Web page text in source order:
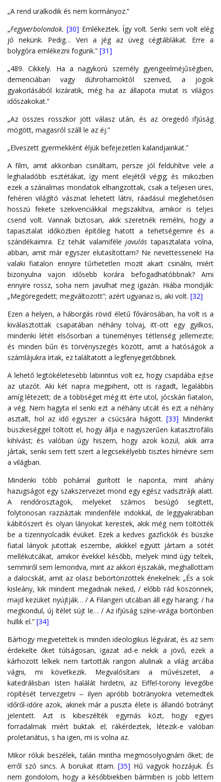
„A rend uralkodik és nem kormányoz.”
„Fegyverbolondok. [30] Emlékeztek. Így volt. Senki sem volt elég
jó nekünk. Pedig… Veri a jég az üveg cégtáblákat. Erre a
bolygóra emlékezni fogunk.” [31]
„489. Cikkely. Ha a nagykorú személy gyengeelméjűségben,
demenciában vagy dührohamoktól szenved, a jogok
gyakorlásából kizáratik, még ha az állapota mutat is világos
időszakokat.”
„Az összes rosszkor jött válasz után, és az öregedő ifjúság
mögött, magasról száll le az éj.”
„Elveszett gyermekként éljük befejezetlen kalandjainkat.”
A film, amit akkoriban csináltam, persze jól feldühítve vele a
leghaladóbb esztétákat, így ment elejétől végig; és miközben
ezek a szánalmas mondatok elhangzottak, csak a teljesen üres,
fehéren világító vásznat lehetett látni, ráadásul meglehetősen
hosszú fekete szekvenciákkal megszakítva, amikor is teljes
csend volt. Vannak biztosan, akik szeretnék remélni, hogy a
tapasztalat időközben építőleg hatott a tehetségemre és a
szándékaimra. Ez tehát valamifélejavulástapasztalata volna,
abban, amit már egyszer elutasítottam? Ne nevettessenek! Ha
valaki fiatalon ennyire tűrhetetlen mozit akart csinálni, miért
bizonyulna vajon idősebb korára befogadhatóbbnak? Ami
ennyire rossz, soha nem javulhat meg igazán. Hiába mondják:
„Megöregedett; megváltozott”; azért ugyanaz is, aki volt. [32]
Ezen a helyen, a háborgás rövid életű fővárosában, ha volt is a
kiválasztottak csapatában néhány tolvaj, itt-ott egy gyilkos,
mindenki létét elsősorban a tüneményes tétlenség jellemezte;
és minden bűn és törvényszegés között, amit a hatóságok a
számlájukra írtak, ez találtatott a legfenyegetőbbnek.
A lehető legtökéletesebb labirintus volt ez, hogy csapdába ejtse
az utazót. Aki két napra megpihent, ott is ragadt, legalábbis
amíg létezett; de a többséget még itt érte utol, jócskán fiatalon,
a vég. Nem hagyta el senki ezt a néhány utcát és ezt a néhány
asztalt, hol az idő egyszer a csúcsára hágott.[33] Mindenkit
büszkeséggel töltött el, hogy állja e nagyszerűen katasztrofális
kihívást; és valóban úgy hiszem, hogy azok közül, akik arra
jártak, senki sem tett szert a legcsekélyebb tisztes hírnévre sem
a világban.
Mindenki több pohárral gurított le naponta, mint ahány
hazugságot egy szakszervezet mond egy egész vadsztrájk alatt.
A rendőrosztagok, melyeket számos besúgó segített,
folytonosan razziáztak mindenféle indokkal, de leggyakrabban
kábítószert és olyan lányokat kerestek, akik még nem töltötték
be a tizennyolcadik évüket. Ezek a kedves gazfickók és büszke
fiatal lányok jutottak eszembe, akikkel együtt jártam a sötét
mellékutcákat, amikor évekkel később, melyek mind úgy teltek,
semmiről sem lemondva, mint az akkori éjszakák, meghallottam
a dalocskát, amit az olasz bebörtönzöttek énekelnek: „És a sok
kisleány, kik mindent megadnak neked, / előbb rád köszönnek,
majd kezüket nyújtják… / A Filangeri utcában áll egy harang; / ha
megkondul, új ítélet sújt le… / Az ifjúság színe-virága börtönben
hullik el.” [34]
Bárhogy megvetettek is minden ideologikus légvárat, és az sem
érdekelte őket túlságosan, igazat ad-e nekik a jövő, ezek a
kárhozott lelkek nem tartották rangon alulinak a világ arcába
vágni, mi következik. Megvalósítani a művészetet, a
katedrálisban Isten halálát hirdetni, az Eiffel-torony levegőbe
röpítését tervezgetni ‒ ilyen apróbb botrányokra vetemedtek
időről-időre azok, akinek már a puszta élete is állandó botrányt
jelentett. Azt is kibeszélték egymás közt, hogy egyes
forradalmak miért buktak el; rákérdeztek, létezik-e valóban
proletariátus, s ha igen, mi is volna az.
Mikor róluk beszélek, talán mintha megmosolyognám őket; de
erről szó sincs. A borukat ittam.[35] Hű vagyok hozzájuk. És
nem gondolom, hogy a későbbiekben bármiben is jobb lettem